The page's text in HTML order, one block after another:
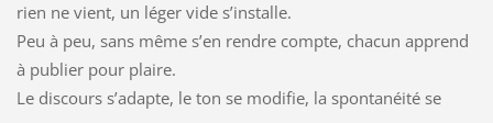
rien ne vient, un léger vide s’installe.
Peu à peu, sans même s’en rendre compte, chacun apprend
à publier pour plaire.
Le discours s’adapte, le ton se modifie, la spontanéité se